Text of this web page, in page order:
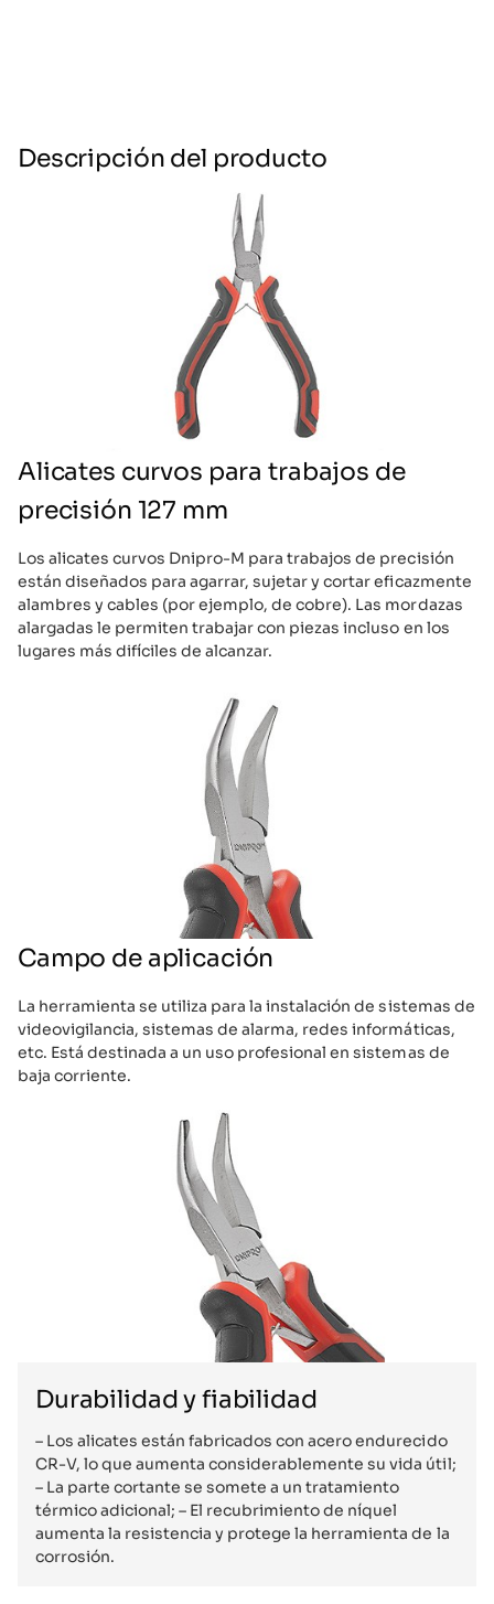
Descripción del producto
Alicates curvos para trabajos de
precisión 127 mm
Los alicates curvos Dnipro-M para trabajos de precisión
están diseñados para agarrar, sujetar y cortar eficazmente
alambres y cables (por ejemplo, de cobre). Las mordazas
alargadas le permiten trabajar con piezas incluso en los
lugares más difíciles de alcanzar.
Campo de aplicación
La herramienta se utiliza para la instalación de sistemas de
videovigilancia, sistemas de alarma, redes informáticas,
etc. Está destinada a un uso profesional en sistemas de
baja corriente.
Durabilidad y fiabilidad
– Los alicates están fabricados con acero endurecido
CR-V, lo que aumenta considerablemente su vida útil;
– La parte cortante se somete a un tratamiento
térmico adicional; – El recubrimiento de níquel
aumenta la resistencia y protege la herramienta de la
corrosión.